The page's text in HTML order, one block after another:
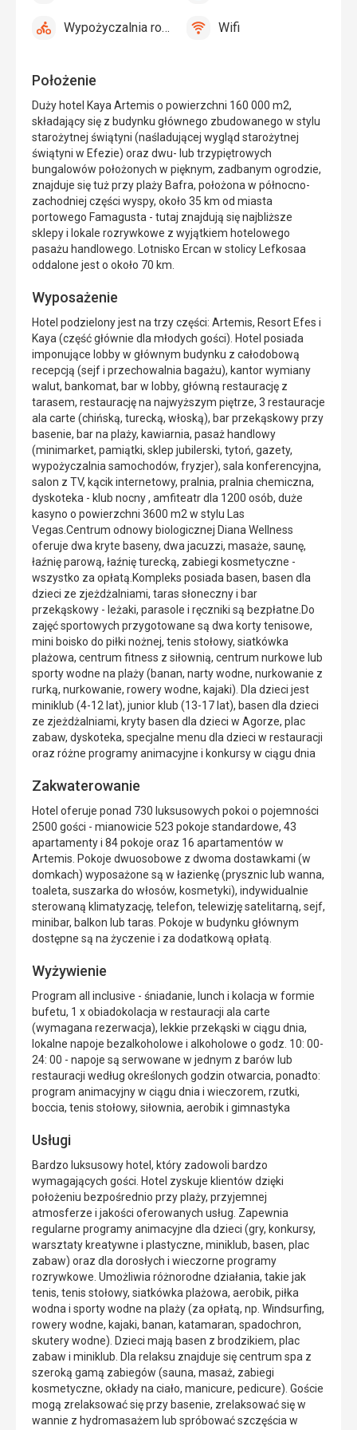
Położenie
Duży hotel Kaya Artemis o powierzchni 160 000 m2,
składający się z budynku głównego zbudowanego w stylu
starożytnej świątyni (naśladującej wygląd starożytnej
świątyni w Efezie) oraz dwu- lub trzypiętrowych
bungalowów położonych w pięknym, zadbanym ogrodzie,
znajduje się tuż przy plaży Bafra, położona w północno-
zachodniej części wyspy, około 35 km od miasta
portowego Famagusta - tutaj znajdują się najbliższe
sklepy i lokale rozrywkowe z wyjątkiem hotelowego
pasażu handlowego. Lotnisko Ercan w stolicy Lefkosaa
oddalone jest o około 70 km.
Wyposażenie
Hotel podzielony jest na trzy części: Artemis, Resort Efes i
Kaya (część głównie dla młodych gości). Hotel posiada
imponujące lobby w głównym budynku z całodobową
recepcją (sejf i przechowalnia bagażu), kantor wymiany
walut, bankomat, bar w lobby, główną restaurację z
tarasem, restaurację na najwyższym piętrze, 3 restauracje
ala carte (chińską, turecką, włoską), bar przekąskowy przy
basenie, bar na plaży, kawiarnia, pasaż handlowy
(minimarket, pamiątki, sklep jubilerski, tytoń, gazety,
wypożyczalnia samochodów, fryzjer), sala konferencyjna,
salon z TV, kącik internetowy, pralnia, pralnia chemiczna,
dyskoteka - klub nocny , amfiteatr dla 1200 osób, duże
kasyno o powierzchni 3600 m2 w stylu Las
Vegas.Centrum odnowy biologicznej Diana Wellness
oferuje dwa kryte baseny, dwa jacuzzi, masaże, saunę,
łaźnię parową, łaźnię turecką, zabiegi kosmetyczne -
wszystko za opłatą.Kompleks posiada basen, basen dla
dzieci ze zjeżdżalniami, taras słoneczny i bar
przekąskowy - leżaki, parasole i ręczniki są bezpłatne.Do
zajęć sportowych przygotowane są dwa korty tenisowe,
mini boisko do piłki nożnej, tenis stołowy, siatkówka
plażowa, centrum fitness z siłownią, centrum nurkowe lub
sporty wodne na plaży (banan, narty wodne, nurkowanie z
rurką, nurkowanie, rowery wodne, kajaki). Dla dzieci jest
miniklub (4-12 lat), junior klub (13-17 lat), basen dla dzieci
ze zjeżdżalniami, kryty basen dla dzieci w Agorze, plac
zabaw, dyskoteka, specjalne menu dla dzieci w restauracji
oraz różne programy animacyjne i konkursy w ciągu dnia
Zakwaterowanie
Hotel oferuje ponad 730 luksusowych pokoi o pojemności
2500 gości - mianowicie 523 pokoje standardowe, 43
apartamenty i 84 pokoje oraz 16 apartamentów w
Artemis. Pokoje dwuosobowe z dwoma dostawkami (w
domkach) wyposażone są w łazienkę (prysznic lub wanna,
toaleta, suszarka do włosów, kosmetyki), indywidualnie
sterowaną klimatyzację, telefon, telewizję satelitarną, sejf,
minibar, balkon lub taras. Pokoje w budynku głównym
dostępne są na życzenie i za dodatkową opłatą.
Wyżywienie
Program all inclusive - śniadanie, lunch i kolacja w formie
bufetu, 1 x obiadokolacja w restauracji ala carte
(wymagana rezerwacja), lekkie przekąski w ciągu dnia,
lokalne napoje bezalkoholowe i alkoholowe o godz. 10: 00-
24: 00 - napoje są serwowane w jednym z barów lub
restauracji według określonych godzin otwarcia, ponadto:
program animacyjny w ciągu dnia i wieczorem, rzutki,
boccia, tenis stołowy, siłownia, aerobik i gimnastyka
Usługi
Bardzo luksusowy hotel, który zadowoli bardzo
wymagających gości. Hotel zyskuje klientów dzięki
położeniu bezpośrednio przy plaży, przyjemnej
atmosferze i jakości oferowanych usług. Zapewnia
regularne programy animacyjne dla dzieci (gry, konkursy,
warsztaty kreatywne i plastyczne, miniklub, basen, plac
zabaw) oraz dla dorosłych i wieczorne programy
rozrywkowe. Umożliwia różnorodne działania, takie jak
tenis, tenis stołowy, siatkówka plażowa, aerobik, piłka
wodna i sporty wodne na plaży (za opłatą, np. Windsurfing,
rowery wodne, kajaki, banan, katamaran, spadochron,
skutery wodne). Dzieci mają basen z brodzikiem, plac
zabaw i miniklub. Dla relaksu znajduje się centrum spa z
szeroką gamą zabiegów (sauna, masaż, zabiegi
kosmetyczne, okłady na ciało, manicure, pedicure). Goście
mogą zrelaksować się przy basenie, zrelaksować się w
wannie z hydromasażem lub spróbować szczęścia w
Wypożyczalnia
Wypożyczalnia rowerów
tak Wifi Wifi
tak